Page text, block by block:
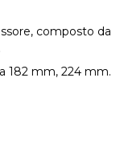
composto da
182 mm, 224 mm.